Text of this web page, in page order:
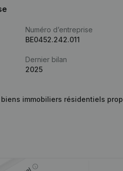
Numéro d’entreprise
BE0452.242.011
Dernier bilan
2025
immobiliers résidentiels